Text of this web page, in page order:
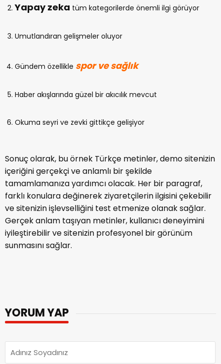
Yapay zeka tüm kategorilerde önemli ilgi görüyor
Umutlandıran gelişmeler oluyor
Gündem özellikle spor ve sağlık
Haber akışlarında güzel bir akıcılık mevcut
Okuma seyri ve zevki gittikçe gelişiyor
Sonuç olarak, bu örnek Türkçe metinler, demo sitenizin
içeriğini gerçekçi ve anlamlı bir şekilde
tamamlamanıza yardımcı olacak. Her bir paragraf,
farklı konulara değinerek ziyaretçilerin ilgisini çekebilir
ve sitenizin işlevselliğini test etmenize olanak sağlar.
Gerçek anlam taşıyan metinler, kullanıcı deneyimini
iyileştirebilir ve sitenizin profesyonel bir görünüm
sunmasını sağlar.
YORUM YAP